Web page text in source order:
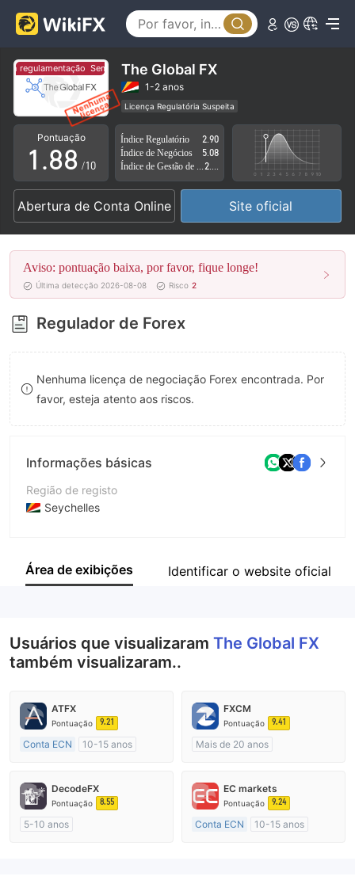
regulamentação Sem regulamentação
The Global FX
1-2 anos
Licença Regulatória Suspeita
Região de negócios suspeita
Risco potencial alto
Pontuação
0
1
2
3
4
5
6
7
8
9
.
4
5
6
7
8
9
4
5
6
7
8
9
/10
Índice Regulatório
2.90
Índice de Negócios
5.08
Abertura de Conta Online Site oficial
Aviso: pontuação baixa, por favor, fique longe!
Última detecção 2026-08-08 Risco 2
Regulador de Forex
Nenhuma licença de negociação Forex encontrada. Por
favor, esteja atento aos riscos.
Informações básicas
Região de registo
Seychelles
Empresa
Área de exibições Identificar o website oficial
Usuários que visualizaram The Global FX
também visualizaram..
ATFX
Pontuação 9.21
Conta ECN
10-15 anos
Market Marketing (MM)
Etiqueta principal MT4
FXCM
Pontuação 9.41
Mais de 20 anos
Market Marketing (MM)
Etiqueta principal MT4
DecodeFX
Pontuação 8.55
5-10 anos
EC markets
Pontuação 9.24
Conta ECN
10-15 anos